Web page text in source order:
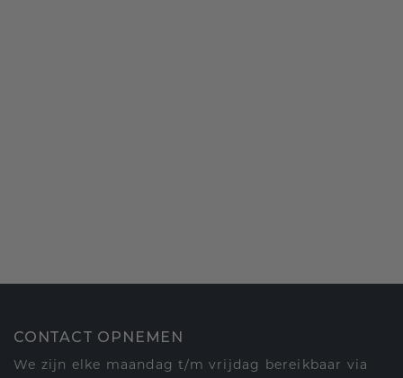
CONTACT OPNEMEN
We zijn elke maandag t/m vrijdag bereikbaar via